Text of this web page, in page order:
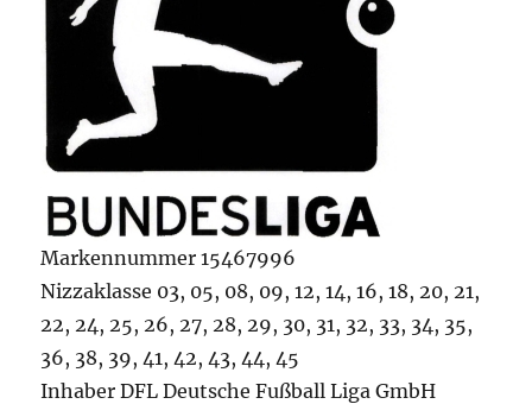
Markennummer 15467996
Nizzaklasse 03, 05, 08, 09, 12, 14, 16, 18, 20, 21,
22, 24, 25, 26, 27, 28, 29, 30, 31, 32, 33, 34, 35,
36, 38, 39, 41, 42, 43, 44, 45
Inhaber DFL Deutsche Fußball Liga GmbH